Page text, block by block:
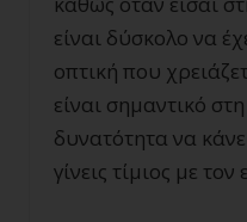
είναι δύσκολο να
οπτική που
είναι σημαντικό
δυνατότητα να
γίνεις τίμιος με